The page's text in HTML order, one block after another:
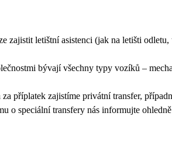
zajistit letištní asistenci (jak na letišti
bývají všechny typy vozíků –
za příplatek zajistíme privátní transfer,
o speciální transfery nás informujte